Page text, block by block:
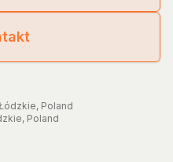
, Poland
, Poland